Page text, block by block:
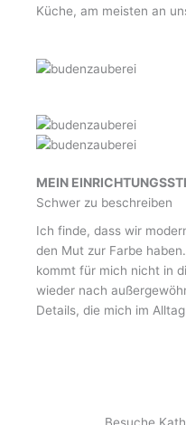
Küche, am meisten an
MEIN
Schwer zu beschreiben
Ich finde, dass wir
den Mut zur Farbe
kommt für mich nicht in
wieder nach
Details, die mich im